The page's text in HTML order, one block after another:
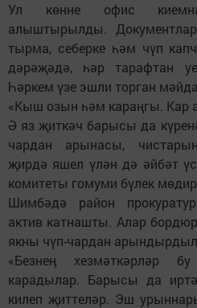
Ул көнне офис
алыштырылды.
тырма, себерке һәм чүп
дәрәҗәдә, һәр тарафтан
Һәркем үзе эшли торган
«Кыш озын һәм караңгы. Кар
Ә яз җиткәч барысы да
чардан арынасы,
җирдә яшел үлән дә әйбәт
комитеты гомуми бүлек
Шимбәдә район
актив катнашты. Алар
якны чүп-чардан
«Безнең хезмәткәрләр
карадылар. Барысы да
килеп җиттеләр. Эш